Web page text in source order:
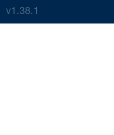
v1.38.1